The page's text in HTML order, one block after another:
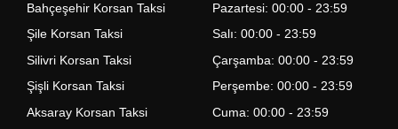
Bahçeşehir Korsan Taksi
Şile Korsan Taksi
Silivri Korsan Taksi
Şişli Korsan Taksi
Aksaray Korsan Taksi
Pazartesi: 00:00 - 23:59
Salı: 00:00 - 23:59
Çarşamba: 00:00 - 23:59
Perşembe: 00:00 - 23:59
Cuma: 00:00 - 23:59